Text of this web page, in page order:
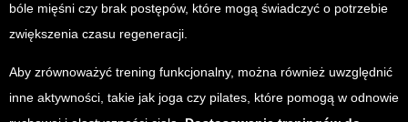
bóle mięśni czy brak postępów, które mogą świadczyć o potrzebie
zwiększenia czasu regeneracji.
Aby zrównoważyć trening funkcjonalny, można również uwzględnić
inne aktywności, takie jak joga czy pilates, które pomogą w odnowie